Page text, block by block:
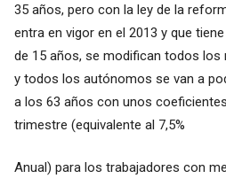
35 años, pero con la ley de la
entra en vigor en el 2013 y que
de 15 años, se modifican todos los
y todos los autónomos se van a
a los 63 años con unos
trimestre (equivalente al 7,5%
Anual) para los trabajadores con